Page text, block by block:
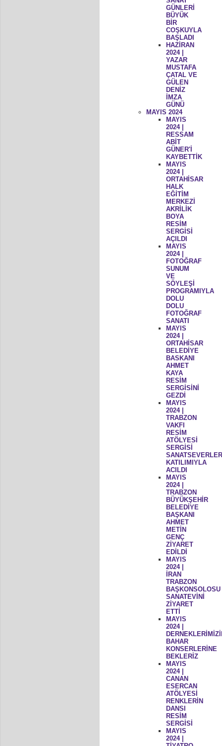
GÜNLERİ
BÜYÜK
BİR
COŞKUYLA
BAŞLADI
HAZİRAN
2024 |
YAZAR
MUSTAFA
ÇATAL VE
GÜLEN
DENİZ
İMZA
GÜNÜ
MAYIS 2024
MAYIS
2024 |
RESSAM
ABİT
GÜNER'İ
KAYBETTİK
MAYIS
2024 |
ORTAHİSAR
HALK
EĞİTİM
MERKEZİ
AKRİLİK
BOYA
RESİM
SERGİSİ
AÇILDI
MAYIS
2024 |
FOTOĞRAF
SUNUM
VE
SÖYLEŞİ
PROGRAMIYLA
DOLU
DOLU
FOTOĞRAF
SANATI
MAYIS
2024 |
ORTAHİSAR
BELEDİYE
BASKANI
AHMET
KAYA
RESİM
SERGİSİNİ
GEZDİ
MAYIS
2024 |
TRABZON
VAKFI
RESİM
ATÖLYESİ
SERGİSİ
KATILIMIYLA
ACILDI
MAYIS
2024 |
TRABZON
BÜYÜKŞEHİR
BELEDİYE
BAŞKANI
AHMET
METİN
GENÇ
ZİYARET
EDİLDİ
MAYIS
2024 |
İRAN
TRABZON
BAŞKONSOLOSU
SANATEVİNİ
ZİYARET
ETTİ
MAYIS
2024 |
BAHAR
KONSERLERİNE
BEKLERİZ
MAYIS
2024 |
CANAN
ESERCAN
ATÖLYESİ
RENKLERİN
DANSI
RESİM
SERGİSİ
MAYIS
2024 |